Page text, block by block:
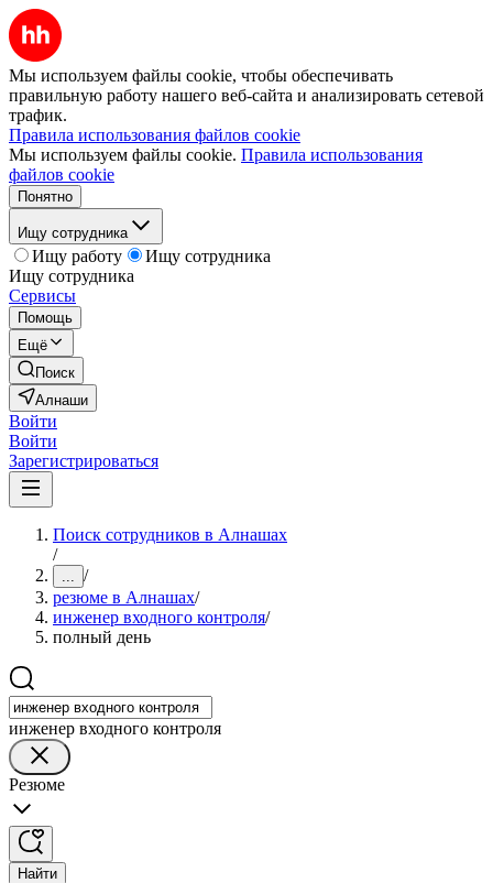
Мы используем файлы cookie, чтобы обеспечивать
правильную работу нашего веб-сайта и анализировать сетевой
трафик.
Правила использования файлов cookie
Мы используем файлы cookie. Правила использования
файлов cookie
Понятно
Ищу сотрудника
Ищу работу
Ищу сотрудника
Ищу сотрудника
Сервисы
Помощь
Ещё
Поиск
Алнаши
Войти
Войти
Зарегистрироваться
Поиск сотрудников в Алнашах
/
... /
резюме в Алнашах/
инженер входного контроля/
полный день
инженер входного контроля
Резюме
Найти